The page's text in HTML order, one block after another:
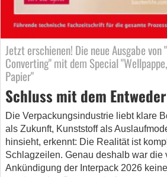
Jetzt erschienen! Die neue Ausgabe
Converting" mit dem Special
Papier"
Schluss mit dem
Die Verpackungsindustrie liebt klare
als Zukunft, Kunststoff als
hinsieht, erkennt: Die Realität ist
Schlagzeilen. Genau deshalb war die
Ankündigung der Interpack 2026